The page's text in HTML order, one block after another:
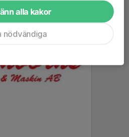
alla kakor
nödvändiga